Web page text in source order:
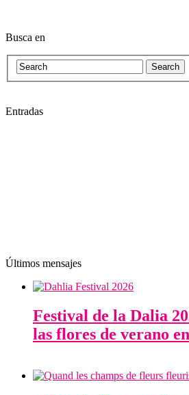
Busca en
Entradas
Últimos mensajes
Festival de la Dalia
las flores de verano